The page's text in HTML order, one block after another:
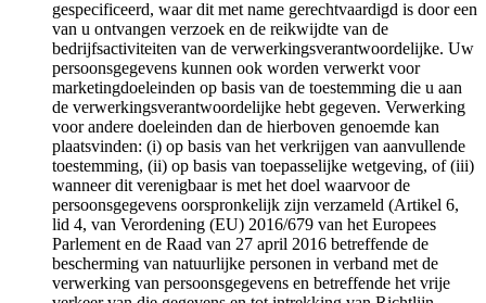
gespecificeerd, waar dit met name gerechtvaardigd is door een
van u ontvangen verzoek en de reikwijdte van de
bedrijfsactiviteiten van de verwerkingsverantwoordelijke. Uw
persoonsgegevens kunnen ook worden verwerkt voor
marketingdoeleinden op basis van de toestemming die u aan
de verwerkingsverantwoordelijke hebt gegeven. Verwerking
voor andere doeleinden dan de hierboven genoemde kan
plaatsvinden: (i) op basis van het verkrijgen van aanvullende
toestemming, (ii) op basis van toepasselijke wetgeving, of (iii)
wanneer dit verenigbaar is met het doel waarvoor de
persoonsgegevens oorspronkelijk zijn verzameld (Artikel 6,
lid 4, van Verordening (EU) 2016/679 van het Europees
Parlement en de Raad van 27 april 2016 betreffende de
bescherming van natuurlijke personen in verband met de
verwerking van persoonsgegevens en betreffende het vrije